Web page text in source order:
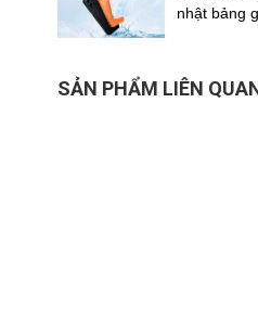
nhật bảng
SẢN PHẨM LIÊN